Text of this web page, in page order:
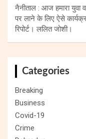
नैनीताल : आज हमारा युवा
पर लाने के लिए ऐसे
रिपोर्ट। ललित जोशी।
Categories
Breaking
Business
Covid-19
Crime